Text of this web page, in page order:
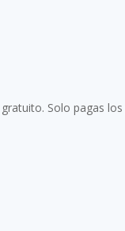
Solo pagas